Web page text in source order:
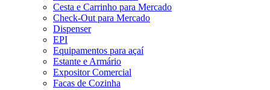
Cesta e Carrinho para Mercado
Check-Out para Mercado
Dispenser
EPI
Equipamentos para açaí
Estante e Armário
Expositor Comercial
Facas de Cozinha